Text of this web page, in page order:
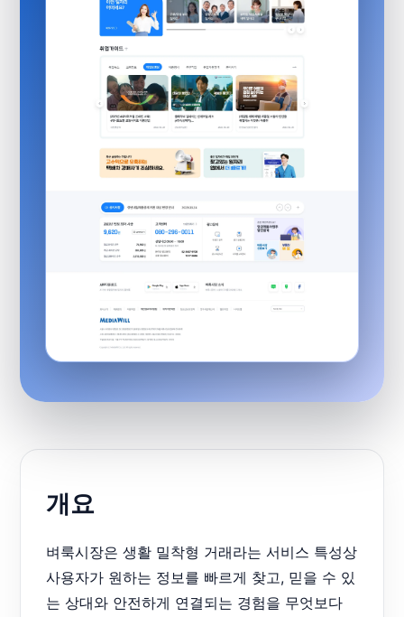
개요
벼룩시장은 생활 밀착형 거래라는 서비스 특성상
사용자가 원하는 정보를 빠르게 찾고, 믿을 수 있
는 상대와 안전하게 연결되는 경험을 무엇보다